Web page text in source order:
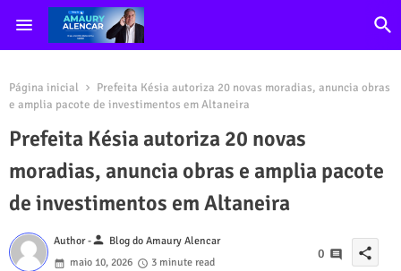
Página inicial
Prefeita Késia autoriza 20 novas moradias, anuncia obras
e amplia pacote de investimentos em Altaneira
Prefeita Késia autoriza 20 novas
moradias, anuncia obras e amplia pacote
de investimentos em Altaneira
Author -person Blog do Amaury Alencar
maio 10, 2026
3 minute read
0 share